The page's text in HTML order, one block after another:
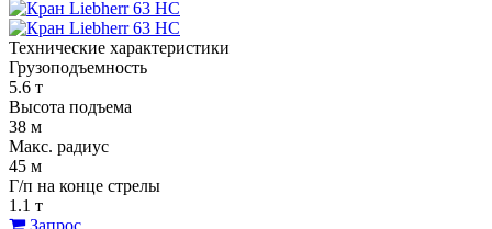
Технические характеристики
Грузоподъемность
5.6 т
Высота подъема
38 м
Макс. радиус
45 м
Г/п на конце стрелы
1.1 т